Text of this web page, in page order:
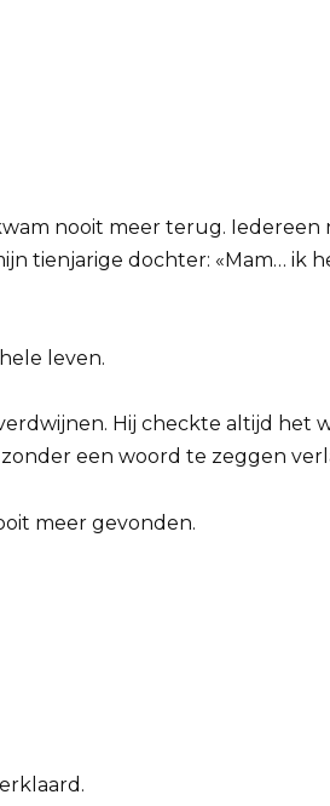
nooit meer terug. Iedereen
tienjarige dochter: «Mam… ik
leven.
Hij checkte altijd het
zonder een woord te zeggen
meer gevonden.